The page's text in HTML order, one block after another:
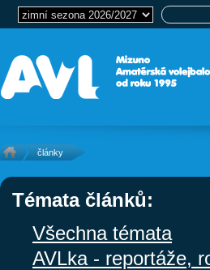
články
Témata článků:
Všechna témata
AVLka - reportáže,